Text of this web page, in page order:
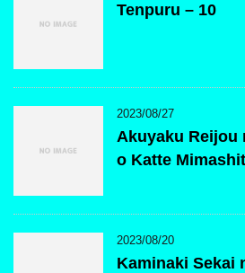
Tenpuru – 10
2023/08/27
Akuyaku Reijou
o Katte
2023/08/20
Kaminaki Sekai